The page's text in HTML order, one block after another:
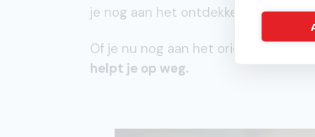
je nog aan het ontdekken of
Of je nu nog aan het oriënteren
helpt je op weg.